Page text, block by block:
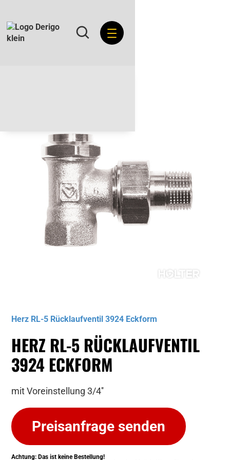
Herz RL-5 Rücklaufventil 3924 Eckform
HERZ RL-5 RÜCKLAUFVENTIL
3924 ECKFORM
mit Voreinstellung 3/4''
Preisanfrage senden
Achtung: Das ist keine Bestellung!